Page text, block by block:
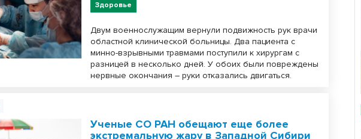
Здоровье
Двум военнослужащим вернули подвижность рук врачи
областной клинической больницы. Два пациента с
минно-взрывными травмами поступили к хирургам с
разницей в несколько дней. У обоих были повреждены
нервные окончания – руки отказались двигаться.
Ученые СО РАН обещают еще более
экстремальную жару в Западной Сибири